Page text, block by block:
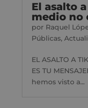
El asalto
medio no
por Raquel
Públicas,
EL ASALTO A
ES TU
hemos visto a...